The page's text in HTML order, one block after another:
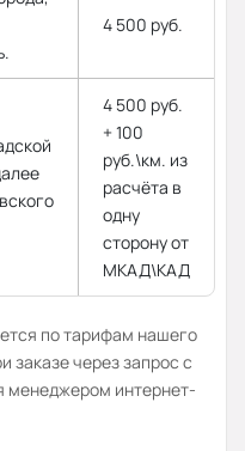
4 500 руб.
4 500 руб.
+ 100
руб.\км. из
расчёта в
одну
сторону от
МКАД\КАД
по тарифам нашего
заказе через запрос с
менеджером интернет-